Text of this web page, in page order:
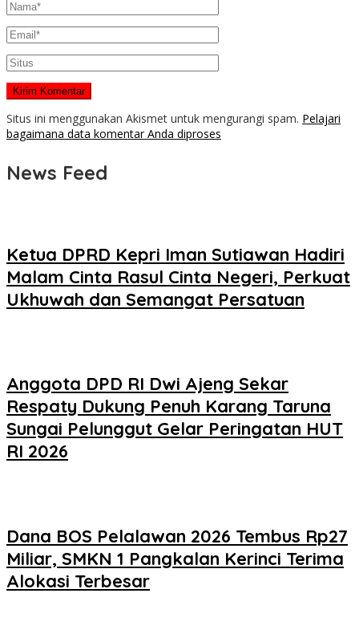
Situs ini menggunakan Akismet untuk mengurangi spam. Pelajari
bagaimana data komentar Anda diproses
News Feed
Ketua DPRD Kepri Iman Sutiawan Hadiri
Malam Cinta Rasul Cinta Negeri, Perkuat
Ukhuwah dan Semangat Persatuan
Anggota DPD RI Dwi Ajeng Sekar
Respaty Dukung Penuh Karang Taruna
Sungai Pelunggut Gelar Peringatan HUT
RI 2026
Dana BOS Pelalawan 2026 Tembus Rp27
Miliar, SMKN 1 Pangkalan Kerinci Terima
Alokasi Terbesar